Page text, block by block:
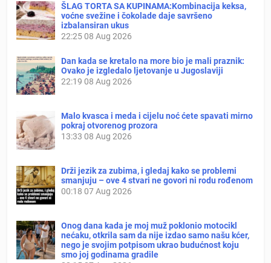
ŠLAG TORTA SA KUPINAMA:Kombinacija keksa,
voćne svežine i čokolade daje savršeno
izbalansiran ukus
22:2508 Aug 2026
Dan kada se kretalo na more bio je mali praznik:
Ovako je izgledalo ljetovanje u Jugoslaviji
22:19 08 Aug 2026
Malo kvasca i meda i cijelu noć ćete spavati mirno
pokraj otvorenog prozora
13:33 08 Aug 2026
Drži jezik za zubima, i gledaj kako se problemi
smanjuju – ove 4 stvari ne govori ni rodu rođenom
00:18 07 Aug 2026
Onog dana kada je moj muž poklonio motocikl
nećaku, otkrila sam da nije izdao samo našu kćer,
nego je svojim potpisom ukrao budućnost koju
smo joj godinama gradile